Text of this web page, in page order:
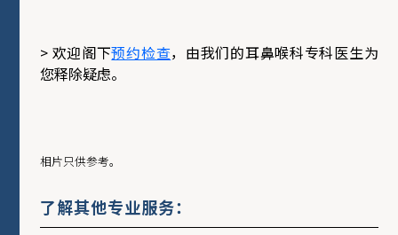
> 欢迎阁下预约检查，由我们的耳鼻喉科专科医生为
您释除疑虑。
相片只供参考。
了解其他专业服务：